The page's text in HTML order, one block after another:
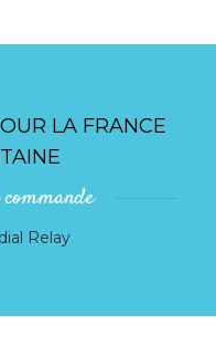
LA FRANCE
Relay